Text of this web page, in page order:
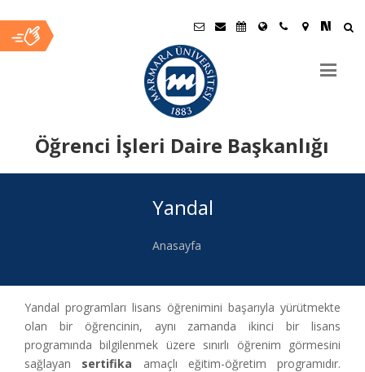
Öğrenci İşleri Daire Başkanlığı
Yandal
Anasayfa
Yandal programları lisans öğrenimini başarıyla yürütmekte
olan bir öğrencinin, aynı zamanda ikinci bir lisans
programında bilgilenmek üzere sınırlı öğrenim görmesini
sağlayan sertifika amaçlı eğitim-öğretim programıdır.